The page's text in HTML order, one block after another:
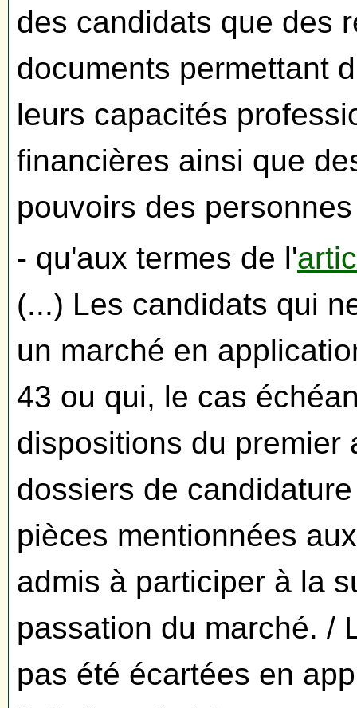
des candidats que des
documents permettant
leurs capacités
financières ainsi que
pouvoirs des
- qu'aux termes de l'
(...) Les candidats qui
un marché en
43 ou qui, le cas
dispositions du premier
dossiers de
pièces mentionnées
admis à participer à la
passation du marché. /
pas été écartées en